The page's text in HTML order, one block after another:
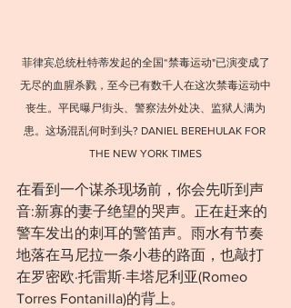
菲律宾总统杜特蒂发起的全国“禁毒运动"已演变成了
无尽的血腥杀戮，至今已有数千人在这次禁毒运动中
丧生。平民曝尸街头、警察法外处决、监狱人满为
患。这场混乱何时到头? DANIEL BEREHULAK FOR
THE NEW YORK TIMES
在看到一个谋杀现场前，你会先听到声
音:新寡的妻子绝望的哭声。正在赶来的
警车发出的刺耳的警笛声。雨水有节奏
地落在马尼拉一条小巷的路面，也敲打
在罗密欧·托雷斯·丰塔尼利亚(Romeo
Torres Fontanilla)的背上。